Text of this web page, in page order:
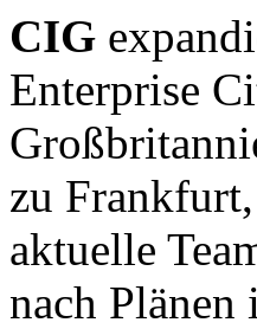
CIG
Enterprise
zu
aktuelle
nach